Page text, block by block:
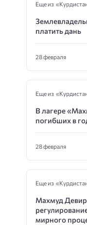
Еще из
платить дань
28 февраля
Еще из
В лагере
погибших в
28 февраля
Еще из
Махмуд
мирного